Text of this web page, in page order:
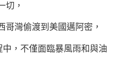
切，
哥灣偷渡到美國邁阿密，
，不僅面臨暴風雨和與油